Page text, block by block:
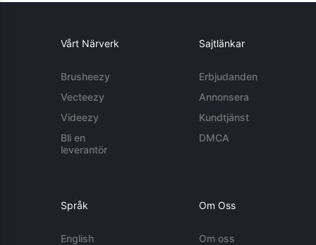
Vårt Närverk
Brusheezy
Vecteezy
Videezy
Bli en
leverantör
Sajtlänkar
Erbjudanden
Annonsera
Kundtjänst
DMCA
Språk
English
Om Oss
Om oss